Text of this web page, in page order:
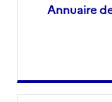
Annuaire